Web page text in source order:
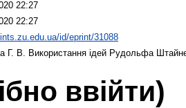
22:27
22:27
id/eprint/31088
Г. В. Використання ідей Рудольфа
ввійти)